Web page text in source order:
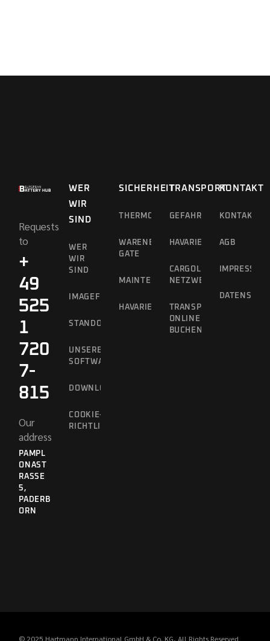
Requests
to
+
49
525
1
720
7-
815
Our
address
PAMPL
ONAST
RASSE 5
,
PADERB
ORN
WER
WIR
SIND
WER
WIR
SIND
IMAGEFILM
STANDORTVORTEILE
UNSERE
SOFTWARE
DOWNLOADS
COOKIE-
RICHTLINIE
SICHERHEIT
THERMOGRAFIEDROHNE
WARENEINGANGS-
GATE
MAINTENANCE
HAVARIEKONZEPT
TRANSPORT
GEFAHRGUTTRANSPORT
HAVARIEKONZEPT
CARGOLINE
NETZWERK
TRANSPORTE
ONLINE
BUCHEN
KONTAKT
KONTAKT
AGB
IMPRESSUM
© 2025 Hartmann International GmbH & Co. KG, All Rights Reserved